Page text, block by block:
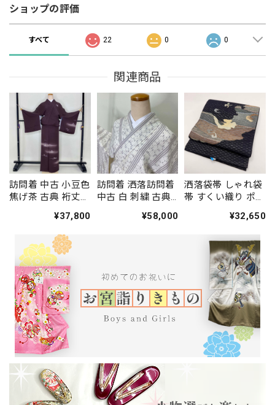
ショップの評価
すべて 22 0 0
関連商品
訪問着 中古 小豆色
焦げ茶 古典 裄丈
164.5cm 結婚式 着
物 入学式 卒業式
礼装 3114
¥37,800
訪問着 洒落訪問着
中古 白 刺繍 古典
166.5cm 結婚式 着
¥58,000
洒落袋帯 しゃれ袋
帯 すくい織り ポイ
紬 451cm 中古 正
¥32,650